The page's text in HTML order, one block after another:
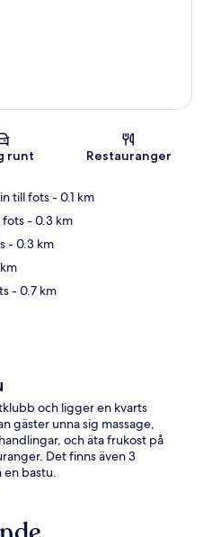
Karta
runt Restauranger
till fots- 0.1 km
fots- 0.3 km
- 0.3 km
- 0.7 km
och ligger en kvarts
gäster unna sig massage,
och äta frukost på
Det finns även 3
bastu.